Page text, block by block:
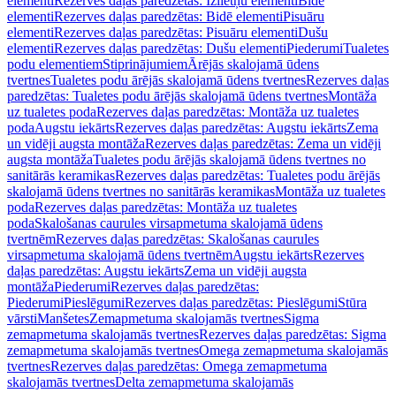
elementiRezerves daļas paredzētas: Bidē elementiPisuāru
elementiRezerves daļas paredzētas: Pisuāru elementiDušu
elementiRezerves daļas paredzētas: Dušu elementiPiederumiTualetes
podu elementiemStiprinājumiemĀrējās skalojamā ūdens
tvertnesTualetes podu ārējās skalojamā ūdens tvertnesRezerves daļas
paredzētas: Tualetes podu ārējās skalojamā ūdens tvertnesMontāža
uz tualetes podaRezerves daļas paredzētas: Montāža uz tualetes
podaAugstu iekārtsRezerves daļas paredzētas: Augstu iekārtsZema
un vidēji augsta montāžaRezerves daļas paredzētas: Zema un vidēji
augsta montāžaTualetes podu ārējās skalojamā ūdens tvertnes no
sanitārās keramikasRezerves daļas paredzētas: Tualetes podu ārējās
skalojamā ūdens tvertnes no sanitārās keramikasMontāža uz tualetes
podaRezerves daļas paredzētas: Montāža uz tualetes
podaSkalošanas caurules virsapmetuma skalojamā ūdens
tvertnēmRezerves daļas paredzētas: Skalošanas caurules
virsapmetuma skalojamā ūdens tvertnēmAugstu iekārtsRezerves
daļas paredzētas: Augstu iekārtsZema un vidēji augsta
montāžaPiederumiRezerves daļas paredzētas:
PiederumiPieslēgumiRezerves daļas paredzētas: PieslēgumiStūra
vārstiManšetesZemapmetuma skalojamās tvertnesSigma
zemapmetuma skalojamās tvertnesRezerves daļas paredzētas: Sigma
zemapmetuma skalojamās tvertnesOmega zemapmetuma skalojamās
tvertnesRezerves daļas paredzētas: Omega zemapmetuma
skalojamās tvertnesDelta zemapmetuma skalojamās